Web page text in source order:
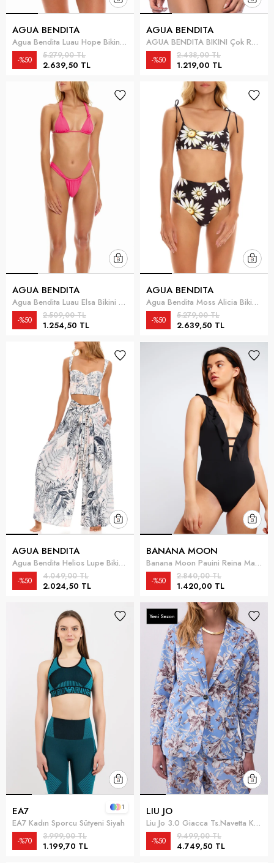
AGUA BENDITA
Agua Bendita Luau Hope Bikini Altı Çok Renkli
2.639,50 TL
5.279,00 TL
%50
AGUA BENDITA
AGUA BENDITA BIKINI Çok Renkli
1.219,00 TL
2.438,00 TL
%50
AGUA BENDITA
Agua Bendita Luau Elsa Bikini Altı Pembe
1.254,50 TL
2.509,00 TL
%50
AGUA BENDITA
Agua Bendita Moss Alicia Bikini Altı Siyah
2.639,50 TL
5.279,00 TL
%50
AGUA BENDITA
Agua Bendita Helios Lupe Bikini Üstü Sarı
2.024,50 TL
4.049,00 TL
%50
BANANA MOON
Banana Moon Pauini Reina Mayo Siyah
1.420,00 TL
2.840,00 TL
%50
EA7
EA7 Kadın Sporcu Sütyeni Siyah
1.199,70 TL
3.999,00 TL
%70
1 LIU JO
Liu Jo 3.0 Giacca Ts.Navetta Kadın Blazer Ceket Çok Renkli
4.749,50 TL
9.499,00 TL
%50